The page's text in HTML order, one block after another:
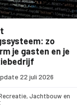
zo
je gasten en je
22 juli 2026
Jachtbouw en